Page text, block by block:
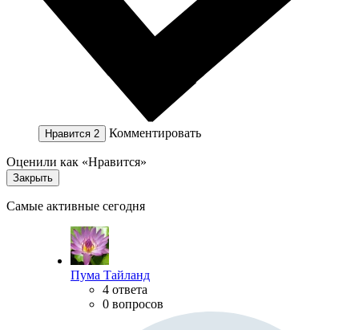
Нравится 2 Комментировать
Оценили как «Нравится»
Закрыть
Самые активные сегодня
Пума Тайланд
4 ответа
0 вопросов